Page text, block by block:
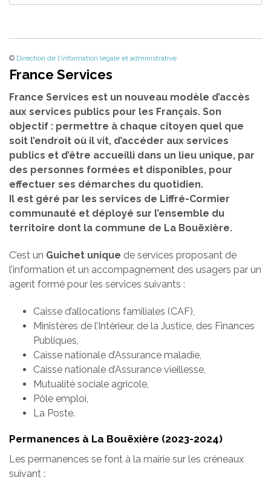
© Direction de l'information légale et administrative
France Services
France Services est un nouveau modèle d’accès
aux services publics pour les Français. Son
objectif : permettre à chaque citoyen quel que
soit l’endroit où il vit, d’accéder aux services
publics et d’être accueilli dans un lieu unique, par
des personnes formées et disponibles, pour
effectuer ses démarches du quotidien.
Il est géré par les services de Liffré-Cormier
communauté et déployé sur l’ensemble du
territoire dont la commune de La Bouëxière.
C’est un Guichet unique de services proposant de
l’information et un accompagnement des usagers par un
agent formé pour les services suivants :
Caisse d’allocations familiales (CAF),
Ministères de l’Intérieur, de la Justice, des Finances
Publiques,
Caisse nationale d’Assurance maladie,
Caisse nationale d’Assurance vieillesse,
Mutualité sociale agricole,
Pôle emploi,
La Poste.
Permanences à La Bouëxière (2023-2024)
Les permanences se font à la mairie sur les créneaux
suivant :